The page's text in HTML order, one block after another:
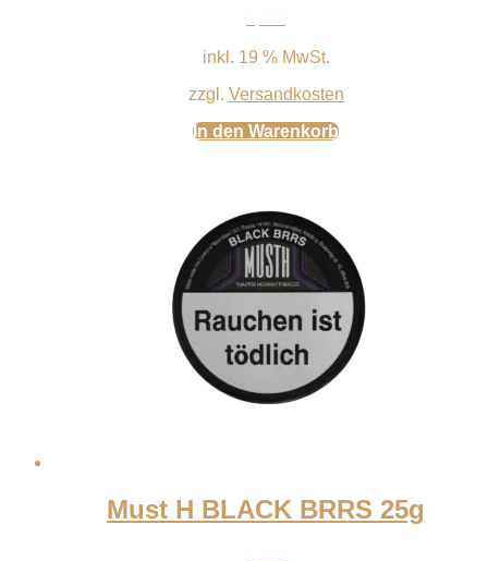
inkl. 19 % MwSt.
zzgl. Versandkosten
In den Warenkorb
Must H BLACK BRRS 25g